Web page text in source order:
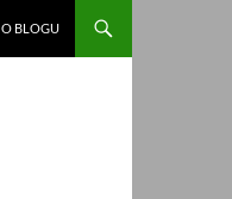
O BLOGU